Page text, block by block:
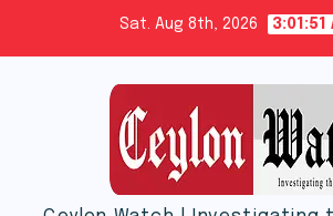
Sat. Aug 8th, 2026 3:01:51